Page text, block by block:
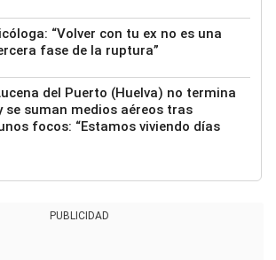
“Volver con tu ex no es una
fase de la ruptura”
del Puerto (Huelva) no termina
se suman medios aéreos tras
focos: “Estamos viviendo días
PUBLICIDAD